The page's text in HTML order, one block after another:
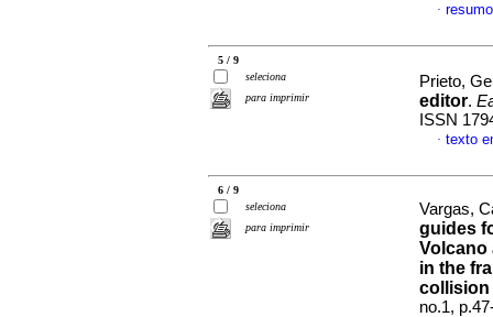
·
5 / 9
seleciona
para imprimir
Prieto,
editor.
ISSN
· texto
6 / 9
seleciona
para imprimir
Vargas,
guides
Volcano
in the
no.1,